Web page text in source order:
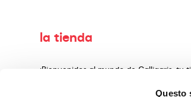
Questo
la tienda
¡Bienvenidos al mundo de Calligaris,
producir y vender productos de alta